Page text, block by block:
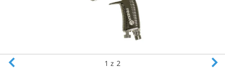
1 z 2